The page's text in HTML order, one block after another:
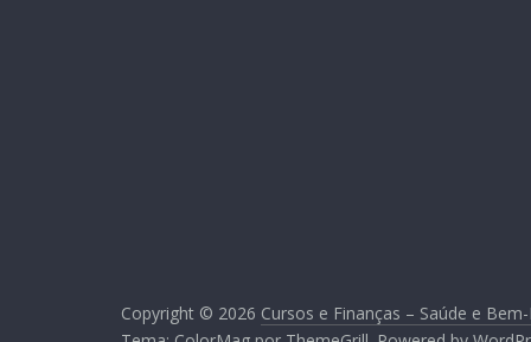
Copyright © 2026 Cursos e Finanças – Saúde e